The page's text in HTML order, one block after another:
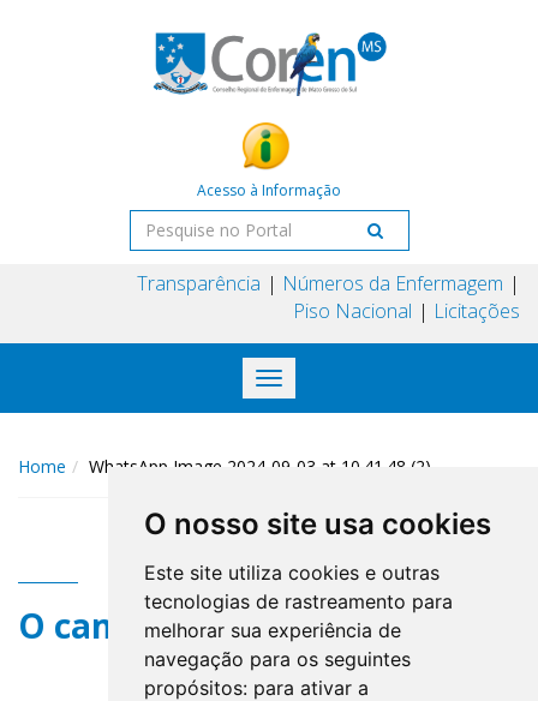
O nosso site usa cookies
Este site utiliza cookies e outras
tecnologias de rastreamento para
melhorar sua experiência de
navegação para os seguintes
propósitos: para ativar a
Acesso à Informação
Transparência
Números da Enfermagem
Piso Nacional
Licitações
Toggle
navigation
Home WhatsApp Image 2024-09-03 at 10.41.48 (2)
O campo title não existe.